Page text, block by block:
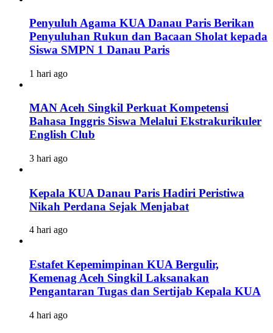
Penyuluh Agama KUA Danau Paris Berikan
Penyuluhan Rukun dan Bacaan Sholat kepada
Siswa SMPN 1 Danau Paris
1 hari ago
MAN Aceh Singkil Perkuat Kompetensi
Bahasa Inggris Siswa Melalui Ekstrakurikuler
English Club
3 hari ago
Kepala KUA Danau Paris Hadiri Peristiwa
Nikah Perdana Sejak Menjabat
4 hari ago
Estafet Kepemimpinan KUA Bergulir,
Kemenag Aceh Singkil Laksanakan
Pengantaran Tugas dan Sertijab Kepala KUA
4 hari ago